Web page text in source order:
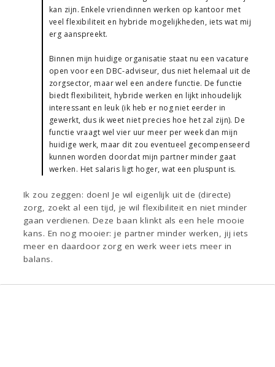
kan zijn. Enkele vriendinnen werken op kantoor met
veel flexibiliteit en hybride mogelijkheden, iets wat mij
erg aanspreekt.
Binnen mijn huidige organisatie staat nu een vacature
open voor een DBC-adviseur, dus niet helemaal uit de
zorgsector, maar wel een andere functie. De functie
biedt flexibiliteit, hybride werken en lijkt inhoudelijk
interessant en leuk (ik heb er nog niet eerder in
gewerkt, dus ik weet niet precies hoe het zal zijn). De
functie vraagt wel vier uur meer per week dan mijn
huidige werk, maar dit zou eventueel gecompenseerd
kunnen worden doordat mijn partner minder gaat
werken. Het salaris ligt hoger, wat een pluspunt is.
Ik zou zeggen: doen! Je wil eigenlijk uit de (directe)
zorg, zoekt al een tijd, je wil flexibiliteit en niet minder
gaan verdienen. Deze baan klinkt als een hele mooie
kans. En nog mooier: je partner minder werken, jij iets
meer en daardoor zorg en werk weer iets meer in
balans.